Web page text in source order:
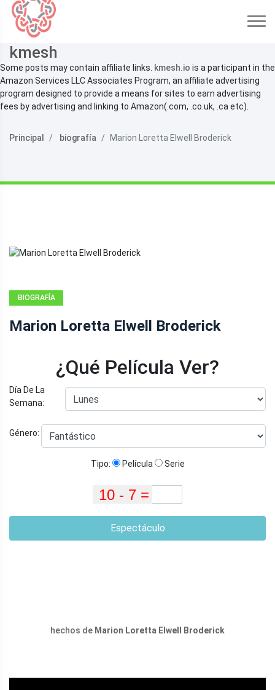
kmesh
Some posts may contain affiliate links. kmesh.io is a participant in the
Amazon Services LLC Associates Program, an affiliate advertising
program designed to provide a means for sites to earn advertising
fees by advertising and linking to Amazon(.com, .co.uk, .ca etc).
Principal biografía Marion Loretta Elwell Broderick
BIOGRAFÍA
Marion Loretta Elwell Broderick
¿Qué Película Ver?
Día De La
Semana:
Género:
Tipo: Película Serie
Espectáculo
hechos de Marion Loretta Elwell Broderick